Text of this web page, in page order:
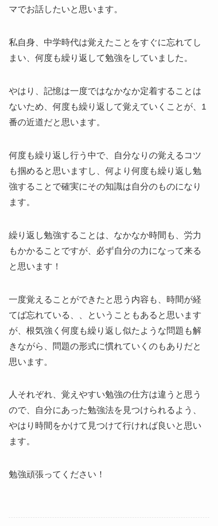
マでお話したいと思います。
私自身、中学時代は覚えたことをすぐに忘れてし
まい、何度も繰り返して勉強をしていました。
やはり、記憶は一度ではなかなか定着することは
ないため、何度も繰り返して覚えていくことが、1
番の近道だと思います。
何度も繰り返し行う中で、自分なりの覚えるコツ
も掴めると思いますし、何より何度も繰り返し勉
強することで確実にその知識は自分のものになり
ます。
繰り返し勉強することは、なかなか時間も、労力
もかかることですが、必ず自分の力になって来る
と思います！
一度覚えることができたと思う内容も、時間が経
てば忘れている、、ということもあると思います
が、根気強く何度も繰り返し似たような問題も解
きながら、問題の形式に慣れていくのもありだと
思います。
人それぞれ、覚えやすい勉強の仕方は違うと思う
ので、自分にあった勉強法を見つけられるよう、
やはり時間をかけて見つけて行ければ良いと思い
ます。
勉強頑張ってください！